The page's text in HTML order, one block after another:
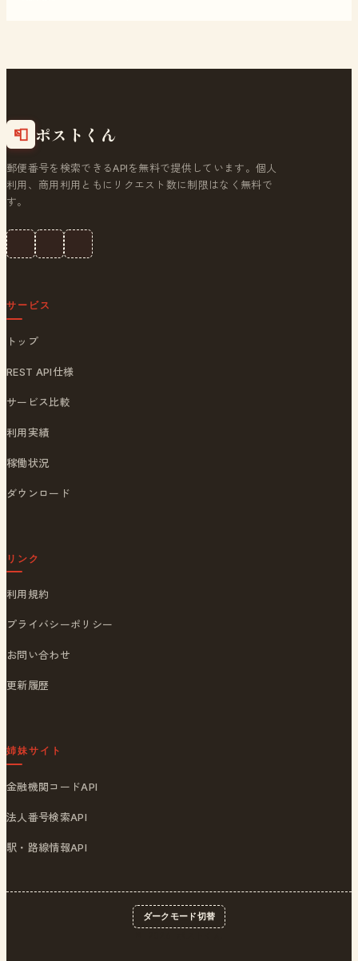
📮 ポストくん
郵便番号を検索できるAPIを無料で提供しています。個人
利用、商用利用ともにリクエスト数に制限はなく無料で
す。
サービス
トップ
REST API仕様
サービス比較
利用実績
稼働状況
ダウンロード
リンク
利用規約
プライバシーポリシー
お問い合わせ
更新履歴
姉妹サイト
金融機関コードAPI
法人番号検索API
駅・路線情報API
ダークモード切替